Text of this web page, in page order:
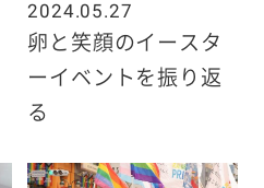
2024.05.27
卵と笑顔のイースタ
ーイベントを振り返
る